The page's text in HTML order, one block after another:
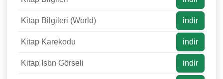
Kitap Bilgileri (World) indir
Kitap Karekodu indir
Kitap Isbn Görseli indir